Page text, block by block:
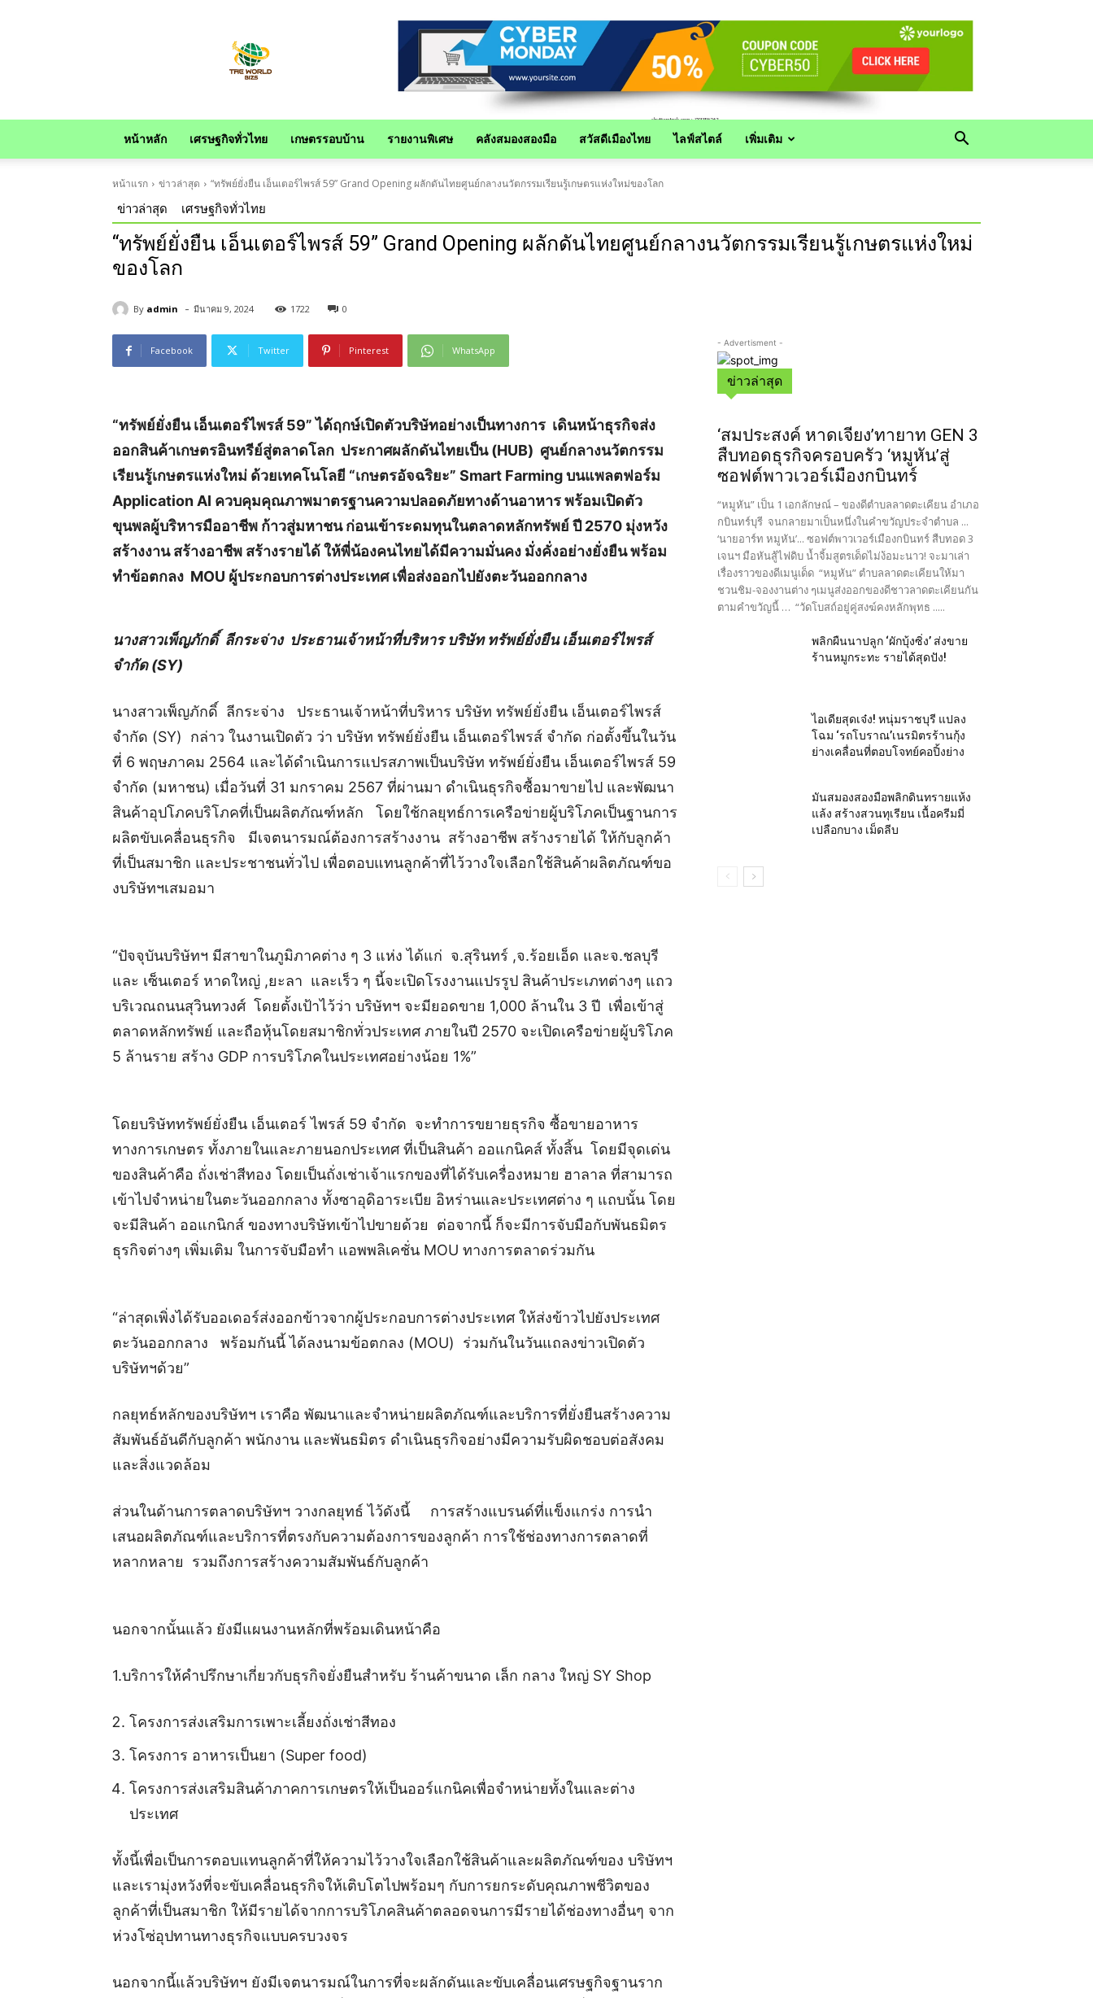
หน้าหลัก เศรษฐกิจทั่วไทย เกษตรรอบบ้าน รายงานพิเศษ คลังสมองสองมือ สวัสดีเมืองไทย ไลฟ์สไตล์ เพิ่มเติม
หน้าแรก ข่าวล่าสุด “ทรัพย์ยั่งยืน เอ็นเตอร์ไพรส์ 59” Grand Opening ผลักดันไทยศูนย์กลางนวัตกรรมเรียนรู้เกษตรแห่งใหม่ของโลก
ข่าวล่าสุด เศรษฐกิจทั่วไทย
“ทรัพย์ยั่งยืน เอ็นเตอร์ไพรส์ 59” Grand Opening ผลักดันไทยศูนย์กลางนวัตกรรมเรียนรู้เกษตรแห่งใหม่
ของโลก
By admin - มีนาคม 9, 2024 1722 0
Facebook Twitter Pinterest WhatsApp
“ทรัพย์ยั่งยืน เอ็นเตอร์ไพรส์59” ได้ฤกษ์เปิดตัวบริษัทอย่างเป็นทางการ เดินหน้าธุรกิจส่ง
ออกสินค้าเกษตรอินทรีย์สู่ตลาดโลก ประกาศผลักดันไทยเป็น (HUB) ศูนย์กลางนวัตกรรม
เรียนรู้เกษตรแห่งใหม่ ด้วยเทคโนโลยี “เกษตรอัจฉริยะ” Smart Farming บนแพลตฟอร์ม
Application AI ควบคุมคุณภาพมาตรฐานความปลอดภัยทางด้านอาหาร พร้อมเปิดตัว
ขุนพลผู้บริหารมืออาชีพ ก้าวสู่มหาชน ก่อนเข้าระดมทุนในตลาดหลักทรัพย์ ปี 2570 มุ่งหวัง
สร้างงาน สร้างอาชีพ สร้างรายได้ ให้พี่น้องคนไทยได้มีความมั่นคง มั่งคั่งอย่างยั่งยืน พร้อม
ทำข้อตกลง MOU ผู้ประกอบการต่างประเทศ เพื่อส่งออกไปยังตะวันออกกลาง
นางสาวเพ็ญภักดิ์ ลีกระจ่าง ประธานเจ้าหน้าที่บริหาร บริษัท ทรัพย์ยั่งยืน เอ็นเตอร์ไพรส์
จำกัด (SY)
นางสาวเพ็ญภักดิ์ ลีกระจ่าง ประธานเจ้าหน้าที่บริหาร บริษัท ทรัพย์ยั่งยืน เอ็นเตอร์ไพรส์
จำกัด (SY) กล่าว ในงานเปิดตัว ว่า บริษัท ทรัพย์ยั่งยืน เอ็นเตอร์ไพรส์ จำกัด ก่อตั้งขึ้นในวัน
ที่ 6 พฤษภาคม 2564 และได้ดำเนินการแปรสภาพเป็นบริษัท ทรัพย์ยั่งยืน เอ็นเตอร์ไพรส์ 59
จำกัด (มหาชน) เมื่อวันที่ 31 มกราคม 2567 ที่ผ่านมา ดำเนินธุรกิจซื้อมาขายไป และพัฒนา
สินค้าอุปโภคบริโภคที่เป็นผลิตภัณฑ์หลัก โดยใช้กลยุทธ์การเครือข่ายผู้บริโภคเป็นฐานการ
ผลิตขับเคลื่อนธุรกิจ มีเจตนารมณ์ต้องการสร้างงาน สร้างอาชีพ สร้างรายได้ ให้กับลูกค้า
ที่เป็นสมาชิก และประชาชนทั่วไป เพื่อตอบแทนลูกค้าที่ไว้วางใจเลือกใช้สินค้าผลิตภัณฑ์ขอ
งบริษัทฯเสมอมา
“ปัจจุบันบริษัทฯ มีสาขาในภูมิภาคต่าง ๆ 3 แห่ง ได้แก่ จ.สุรินทร์ ,จ.ร้อยเอ็ด และจ.ชลบุรี
และ เซ็นเตอร์ หาดใหญ่ ,ยะลา และเร็ว ๆ นี้จะเปิดโรงงานแปรรูป สินค้าประเภทต่างๆ แถว
บริเวณถนนสุวินทวงศ์ โดยตั้งเป้าไว้ว่า บริษัทฯ จะมียอดขาย 1,000 ล้านใน 3 ปี เพื่อเข้าสู่
ตลาดหลักทรัพย์ และถือหุ้นโดยสมาชิกทั่วประเทศ ภายในปี 2570 จะเปิดเครือข่ายผู้บริโภค
5 ล้านราย สร้าง GDP การบริโภคในประเทศอย่างน้อย 1%”
โดยบริษัททรัพย์ยั่งยืน เอ็นเตอร์ ไพรส์ 59 จำกัด จะทำการขยายธุรกิจ ซื้อขายอาหาร
ทางการเกษตร ทั้งภายในและภายนอกประเทศ ที่เป็นสินค้า ออแกนิคส์ ทั้งสิ้น โดยมีจุดเด่น
ของสินค้าคือ ถั่งเช่าสีทอง โดยเป็นถั่งเช่าเจ้าแรกของที่ได้รับเครื่องหมาย ฮาลาล ที่สามารถ
เข้าไปจำหน่ายในตะวันออกกลาง ทั้งซาอุดิอาระเบีย อิหร่านและประเทศต่าง ๆ แถบนั้น โดย
จะมีสินค้า ออแกนิกส์ ของทางบริษัทเข้าไปขายด้วย ต่อจากนี้ ก็จะมีการจับมือกับพันธมิตร
ธุรกิจต่างๆ เพิ่มเติม ในการจับมือทำ แอพพลิเคชั่น MOU ทางการตลาดร่วมกัน
“ล่าสุดเพิ่งได้รับออเดอร์ส่งออกข้าวจากผู้ประกอบการต่างประเทศ ให้ส่งข้าวไปยังประเทศ
ตะวันออกกลาง พร้อมกันนี้ ได้ลงนามข้อตกลง (MOU) ร่วมกันในวันแถลงข่าวเปิดตัว
บริษัทฯด้วย”
กลยุทธ์หลักของบริษัทฯ เราคือ พัฒนาและจำหน่ายผลิตภัณฑ์และบริการที่ยั่งยืนสร้างความ
สัมพันธ์อันดีกับลูกค้า พนักงาน และพันธมิตร ดำเนินธุรกิจอย่างมีความรับผิดชอบต่อสังคม
และสิ่งแวดล้อม
ส่วนในด้านการตลาดบริษัทฯ วางกลยุทธ์ ไว้ดังนี้ การสร้างแบรนด์ที่แข็งแกร่ง การนำ
เสนอผลิตภัณฑ์และบริการที่ตรงกับความต้องการของลูกค้า การใช้ช่องทางการตลาดที่
หลากหลาย รวมถึงการสร้างความสัมพันธ์กับลูกค้า
นอกจากนั้นแล้ว ยังมีแผนงานหลักที่พร้อมเดินหน้าคือ
1.บริการให้คำปรึกษาเกี่ยวกับธุรกิจยั่งยืนสำหรับ ร้านค้าขนาด เล็ก กลาง ใหญ่ SY Shop
โครงการส่งเสริมการเพาะเลี้ยงถั่งเช่าสีทอง
โครงการ อาหารเป็นยา (Super food)
โครงการส่งเสริมสินค้าภาคการเกษตรให้เป็นออร์แกนิคเพื่อจำหน่ายทั้งในและต่าง
ประเทศ
ทั้งนี้เพื่อเป็นการตอบแทนลูกค้าที่ให้ความไว้วางใจเลือกใช้สินค้าและผลิตภัณฑ์ของ บริษัทฯ
และเรามุ่งหวังที่จะขับเคลื่อนธุรกิจให้เติบโตไปพร้อมๆ กับการยกระดับคุณภาพชีวิตของ
ลูกค้าที่เป็นสมาชิก ให้มีรายได้จากการบริโภคสินค้าตลอดจนการมีรายได้ช่องทางอื่นๆ จาก
ห่วงโซ่อุปทานทางธุรกิจแบบครบวงจร
นอกจากนี้แล้วบริษัทฯ ยังมีเจตนารมณ์ในการที่จะผลักดันและขับเคลื่อนเศรษฐกิจฐานราก
- Advertisment -
ข่าวล่าสุด
‘สมประสงค์ หาดเจียง’ทายาท GEN 3
สืบทอดธุรกิจครอบครัว ‘หมูหัน’สู่
ซอฟต์พาวเวอร์เมืองกบินทร์
“หมูหัน” เป็น 1 เอกลักษณ์ – ของดีตำบลลาดตะเคียน อำเภอ
กบินทร์บุรี จนกลายมาเป็นหนึ่งในคำขวัญประจำตำบล ...
‘นายอาร์ท หมูหัน’... ซอฟต์พาวเวอร์เมืองกบินทร์ สืบทอด 3
เจนฯ มือหันสู้ไฟดิบ น้ำจิ้มสูตรเด็ดไม่ง้อมะนาว! จะมาเล่า
เรื่องราวของดีเมนูเด็ด “หมูหัน” ตำบลลาดตะเคียนให้มา
ชวนชิม-จองงานต่าง ๆเมนูส่งออกของดีชาวลาดตะเคียนกัน
ตามคำขวัญนี้ … “วัดโบสถ์อยู่คู่สงฆ์คงหลักพุทธ .....
พลิกผืนนาปลูก ‘ผักบุ้งซิ่ง’ ส่งขาย
ร้านหมูกระทะ รายได้สุดปัง!
ไอเดียสุดเจ๋ง! หนุ่มราชบุรี แปลง
โฉม ‘รถโบราณ’เนรมิตรร้านกุ้ง
ย่างเคลื่อนที่ตอบโจทย์คอปิ้งย่าง
มันสมองสองมือพลิกดินทรายแห้ง
แล้ง สร้างสวนทุเรียน เนื้อครีมมี่
เปลือกบาง เม็ดลีบ